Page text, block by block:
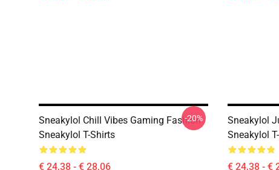
Sneakylol Chill Vibes Gaming Fashion
Sneakylol T-Shirts
€ 24,38 - € 28,06
-20%
Sneakylol
Sneakylol
€ 24,38 - €